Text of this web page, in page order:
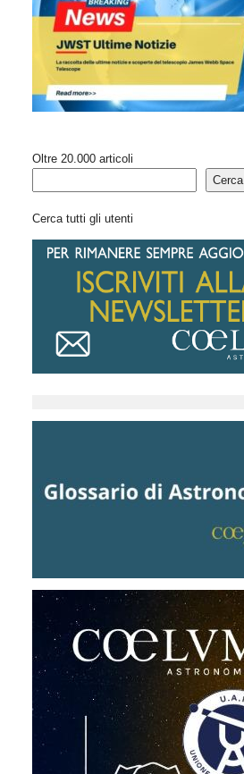
Oltre 20.000 articoli
Cerca
Cerca tutti gli utenti